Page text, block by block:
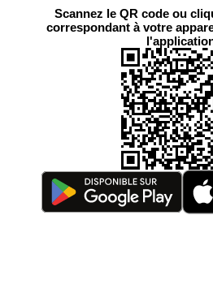
Scannez le QR code ou
correspondant à votre